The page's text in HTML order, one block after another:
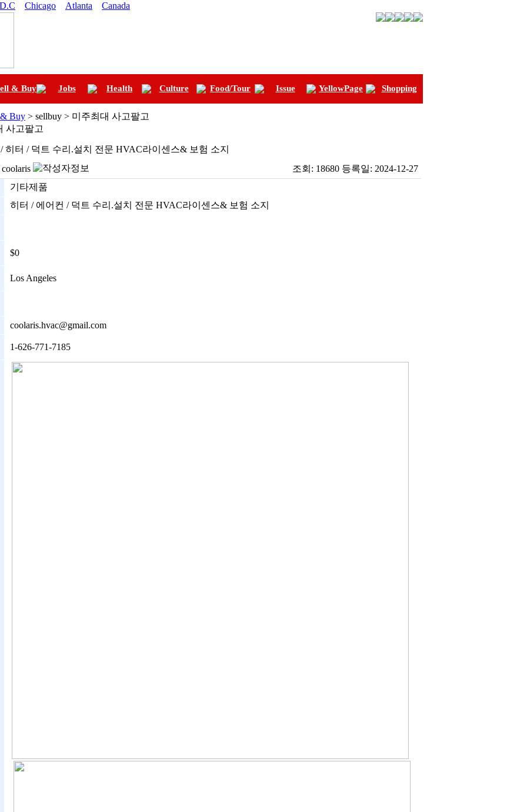
Chicago Atlanta Canada
& Buy Jobs Health Culture Food/Tour Issue YellowPage Shopping
Buy > sellbuy > 미주최대 사고팔고
사고팔고
히터 / 덕트 수리.설치 전문 HVAC라이센스& 보험 소지
coolaris
조회: 18680 등록일: 2024-12-27
기타제품
히터 / 에어컨 / 덕트 수리.설치 전문 HVAC라이센스& 보험 소지
$0
Los Angeles
coolaris.hvac@gmail.com
1-626-771-7185